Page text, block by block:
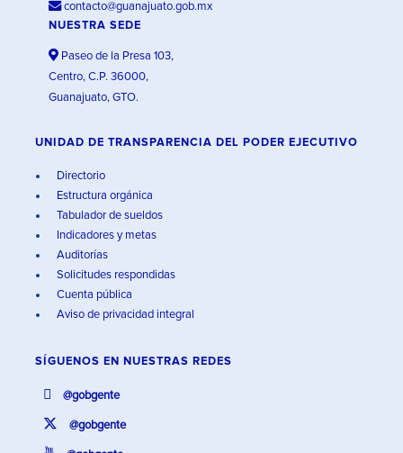
contacto@guanajuato.gob.mx
NUESTRA SEDE
Paseo de la Presa 103,
Centro, C.P. 36000,
Guanajuato, GTO.
UNIDAD DE TRANSPARENCIA DEL PODER EJECUTIVO
Directorio
Estructura orgánica
Tabulador de sueldos
Indicadores y metas
Auditorías
Solicitudes respondidas
Cuenta pública
Aviso de privacidad integral
SÍGUENOS EN NUESTRAS REDES
@gobgente
@gobgente